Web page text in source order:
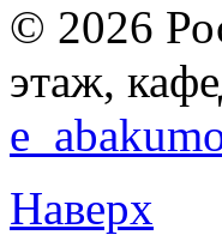
© 2026
этаж,
Наверх